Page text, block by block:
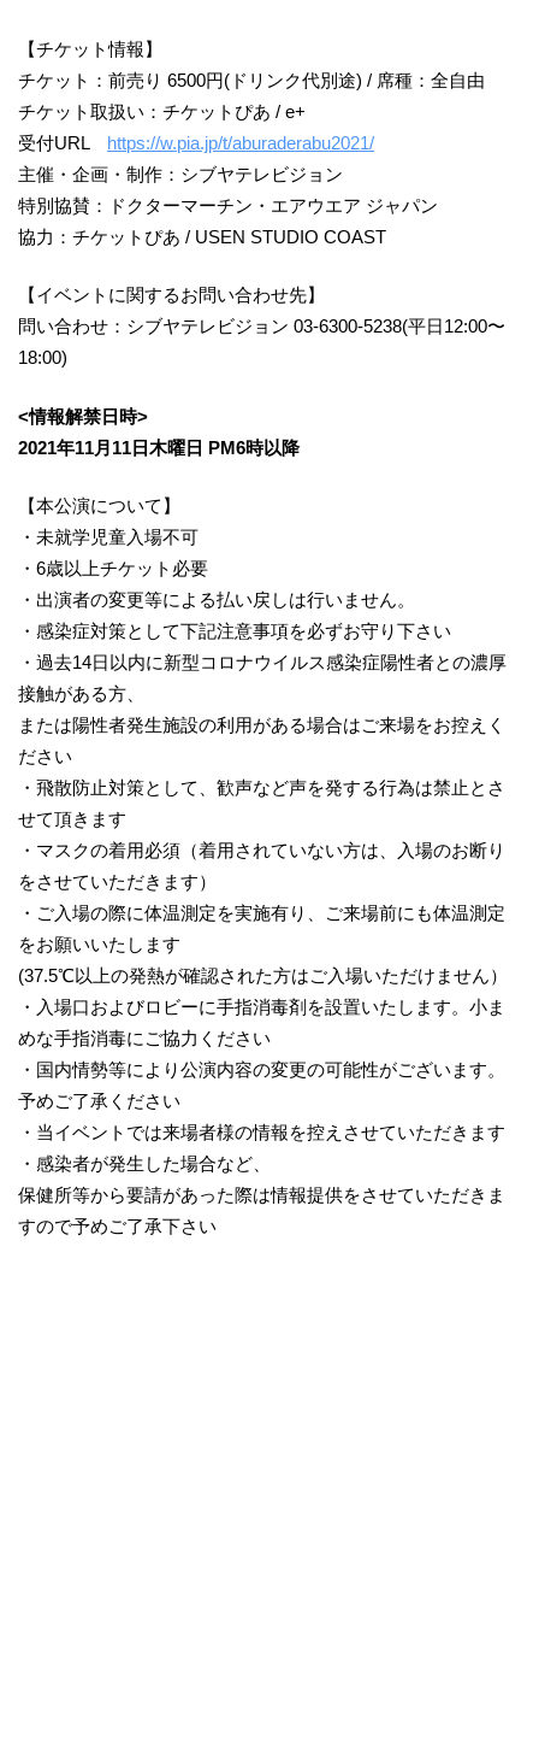
【チケット情報】
チケット：前売り 6500円(ドリンク代別途) / 席種：全自由
チケット取扱い：チケットぴあ / e+
受付URL https://w.pia.jp/t/aburaderabu2021/
主催・企画・制作：シブヤテレビジョン
特別協賛：ドクターマーチン・エアウエア ジャパン
協力：チケットぴあ / USEN STUDIO COAST
【イベントに関するお問い合わせ先】
問い合わせ：シブヤテレビジョン 03-6300-5238(平日12:00〜
18:00)
<情報解禁日時>
2021年11月11日木曜日 PM6時以降
【本公演について】
・未就学児童入場不可
・6歳以上チケット必要
・出演者の変更等による払い戻しは行いません。
・感染症対策として下記注意事項を必ずお守り下さい
・過去14日以内に新型コロナウイルス感染症陽性者との濃厚
接触がある方、
または陽性者発生施設の利用がある場合はご来場をお控えく
ださい
・飛散防止対策として、歓声など声を発する行為は禁止とさ
せて頂きます
・マスクの着用必須（着用されていない方は、入場のお断り
をさせていただきます）
・ご入場の際に体温測定を実施有り、ご来場前にも体温測定
をお願いいたします
(37.5℃以上の発熱が確認された方はご入場いただけません）
・入場口およびロビーに手指消毒剤を設置いたします。小ま
めな手指消毒にご協力ください
・国内情勢等により公演内容の変更の可能性がございます。
予めご了承ください
・当イベントでは来場者様の情報を控えさせていただきます
・感染者が発生した場合など、
保健所等から要請があった際は情報提供をさせていただきま
すので予めご了承下さい